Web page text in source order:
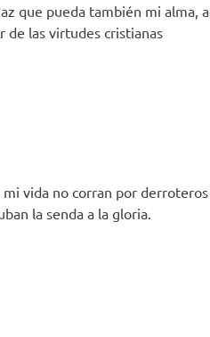
que pueda también mi alma,
de las virtudes cristianas
mi vida no corran por
la senda a la gloria.